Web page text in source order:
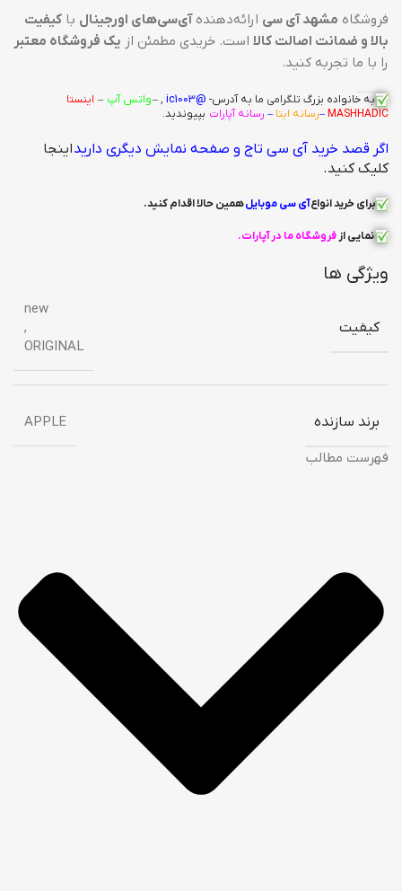
فروشگاه مشهد آی سی ارائه‌دهندهآی‌سی‌های اورجینال با کیفیت
بالا و ضمانت اصالت کالا است. خریدی مطمئن از یک فروشگاه معتبر
را با ما تجربه کنید.
به خانواده بزرگ تلگرامی ما به آدرس- @ic1003
, –واتس آپ – اینستا
MASHHADIC
–رسانه ایتا – رسانه آپارات بپیوندید.
اگر قصد خرید آی سی تاج و صفحه نمایش دیگری داریداینجا
کلیک کنید.
برای خرید انواعآی سیموبایلهمین حالا اقدام کنید.
نمایی از فروشگاه ما در آپارات.
ویژگی ها
کیفیت
new
,
ORIGINAL
برند سازنده
APPLE
فهرست مطالب